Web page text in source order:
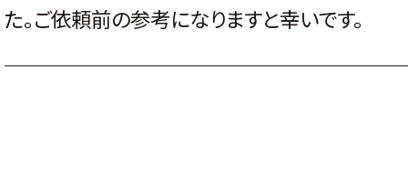
た。ご依頼前の参考になりますと幸いです。